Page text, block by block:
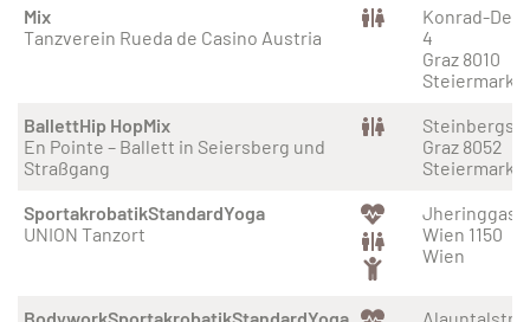
Mix
Tanzverein Rueda de Casino Austria
Konrad-
4
Graz 8010
Steiermark
BallettHip HopMix
En Pointe – Ballett in Seiersberg und
Straßgang
Graz 8052
Steiermark
SportakrobatikStandardYoga
UNION Tanzort
Wien 1150
Wien